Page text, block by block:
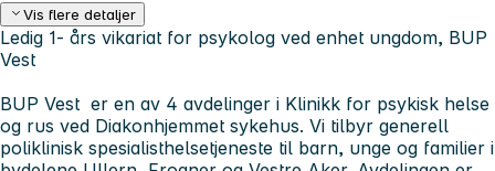
Vis flere detaljer
Ledig 1- års vikariat for psykolog ved enhet ungdom, BUP
Vest
BUP Vest er en av 4 avdelinger i Klinikk for psykisk helse
og rus ved Diakonhjemmet sykehus. Vi tilbyr generell
poliklinisk spesialisthelsetjeneste til barn, unge og familier i